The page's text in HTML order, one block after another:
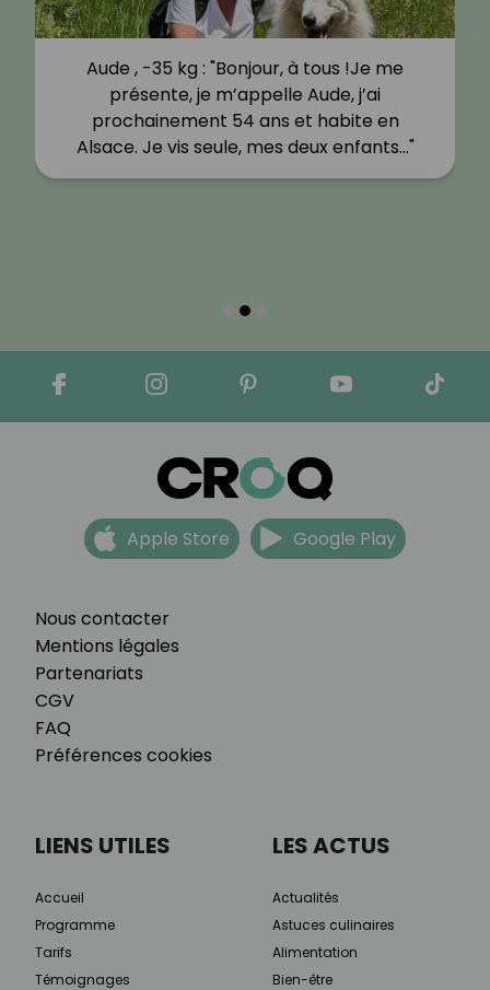
Magalie, -13 kg : "J’ai toujours refusé de
payer et de suivre ces régimes qui pour
moi n’avaient aucun sens puisqu’on
reprend tous les kilos une fois qu’…"
Nous contacter
Mentions légales
Partenariats
CGV
FAQ
Préférences cookies
Apple Store Google Play
LIENS UTILES
Accueil
Programme
Tarifs
Témoignages
LES ACTUS
Actualités
Astuces culinaires
Alimentation
Bien-être